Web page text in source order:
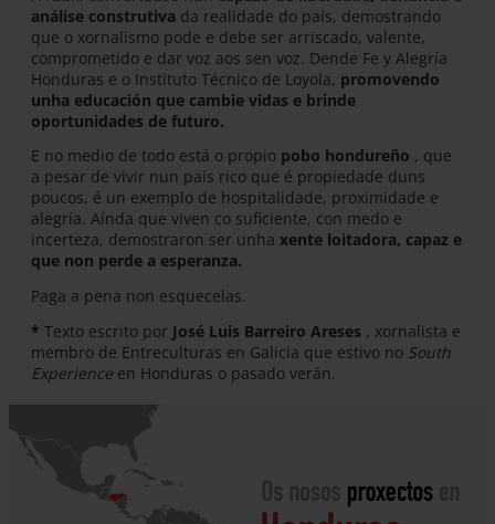
análise construtiva da realidade do país, demostrando
que o xornalismo pode e debe ser arriscado, valente,
comprometido e dar voz aos sen voz. Dende Fe y Alegría
Honduras e o Instituto Técnico de Loyola, promovendo
unha educación que cambie vidas e brinde
oportunidades de futuro.
E no medio de todo está o propio pobo hondureño , que
a pesar de vivir nun país rico que é propiedade duns
poucos, é un exemplo de hospitalidade, proximidade e
alegría. Aínda que viven co suficiente, con medo e
incerteza, demostraron ser unha xente loitadora, capaz e
que non perde a esperanza.
Paga a pena non esquecelas.
* Texto escrito por José Luis Barreiro Areses , xornalista e
membro de Entreculturas en Galicia que estivo no South
Experience en Honduras o pasado verán.